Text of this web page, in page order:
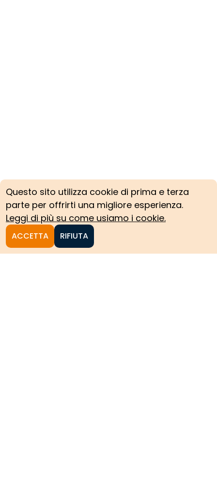
Questo sito utilizza cookie di prima e terza
parte per offrirti una migliore esperienza.
Leggi di più su come usiamo i cookie.
ACCETTA RIFIUTA